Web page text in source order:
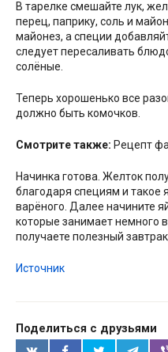
В тарелке смешайте лук,
перец, паприку, соль и
майонез, а специи
следует пересаливать
солёные.
Теперь хорошенько все
должно быть комочков.
Смотрите также: Рецепт
Начинка готова. Желток
благодаря специям и такое
варёного. Далее начините
которые занимает немного
получаете полезный
Источник
Поделиться с друзьями